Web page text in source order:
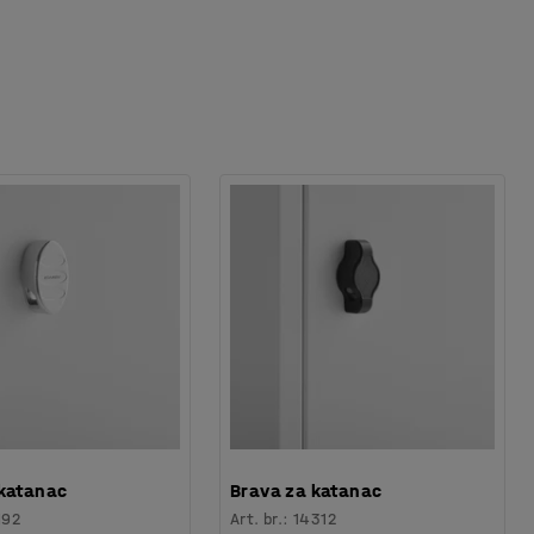
Brava za katanac
Art. br.:14312